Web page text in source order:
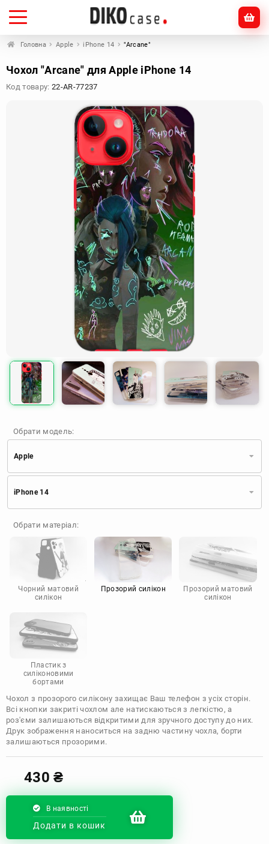
Головна Apple iPhone 14 "Arcane"
Чохол "Arcane" для Apple iPhone 14
Код товару: 22-AR-77237
Обрати модель:
Apple
Apple
Huawei
TECNO
Google
Doogee
Infinix
Motorola
iPhone 14
Обрати матеріал:
Чорний матовий
силікон
Прозорий силікон
Прозорий матовий
силікон
Пластик з
силіконовими
бортами
Чохол з прозорого силікону захищає Ваш телефон з усіх сторін.
Всі кнопки закриті чохлом але натискаються з легкістю, а
роз'єми залишаються відкритими для зручного доступу до них.
Друк зображення наноситься на задню частину чохла, борти
залишаються прозорими.
430₴
В наявності
Додати в кошик